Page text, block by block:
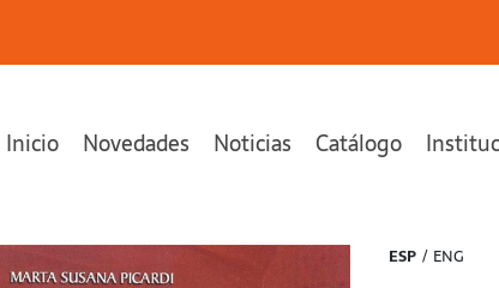
Inicio Novedades Noticias Catálogo
se ha añadido a tu carrito. ESP / ENG